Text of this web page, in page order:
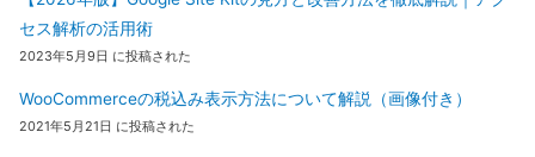
セス解析の活用術
2023年5月9日 に投稿された
WooCommerceの税込み表示方法について解説（画像付き）
2021年5月21日 に投稿された